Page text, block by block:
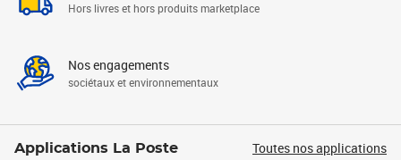
Hors livres et hors produits marketplace
Nos engagements
sociétaux et environnementaux
Applications La Poste Toutes nos applications